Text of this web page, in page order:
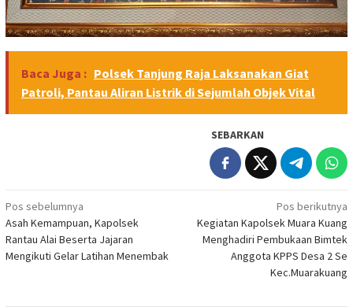
Baca Juga : Polsek Tanjung Raja Laksanakan Giat
Patroli, Pantau Aliran Listrik di Sejumlah Objek Vital
SEBARKAN
Navigasi
pos
Pos sebelumnya
Asah Kemampuan, Kapolsek
Rantau Alai Beserta Jajaran
Mengikuti Gelar Latihan Menembak
Pos berikutnya
Kegiatan Kapolsek Muara Kuang
Menghadiri Pembukaan Bimtek
Anggota KPPS Desa 2 Se
Kec.Muarakuang